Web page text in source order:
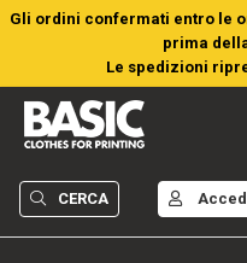
Gli ordini confermati entro le
prima
Le spedizioni
CERCA